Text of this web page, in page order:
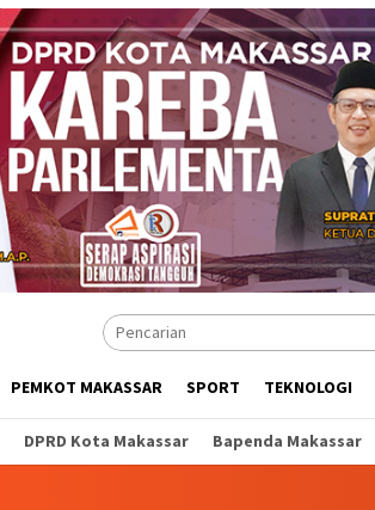
PEMKOT MAKASSAR SPORT TEKNOLOGI
DPRD Kota Makassar Bapenda Makassar